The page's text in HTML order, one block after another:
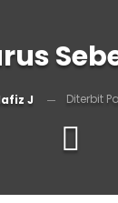
J Diterbit